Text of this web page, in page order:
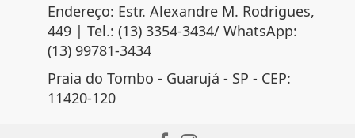
Endereço: Estr. Alexandre M. Rodrigues,
449 | Tel.: (13) 3354-3434/ WhatsApp:
(13) 99781-3434
Praia do Tombo - Guarujá - SP - CEP:
11420-120